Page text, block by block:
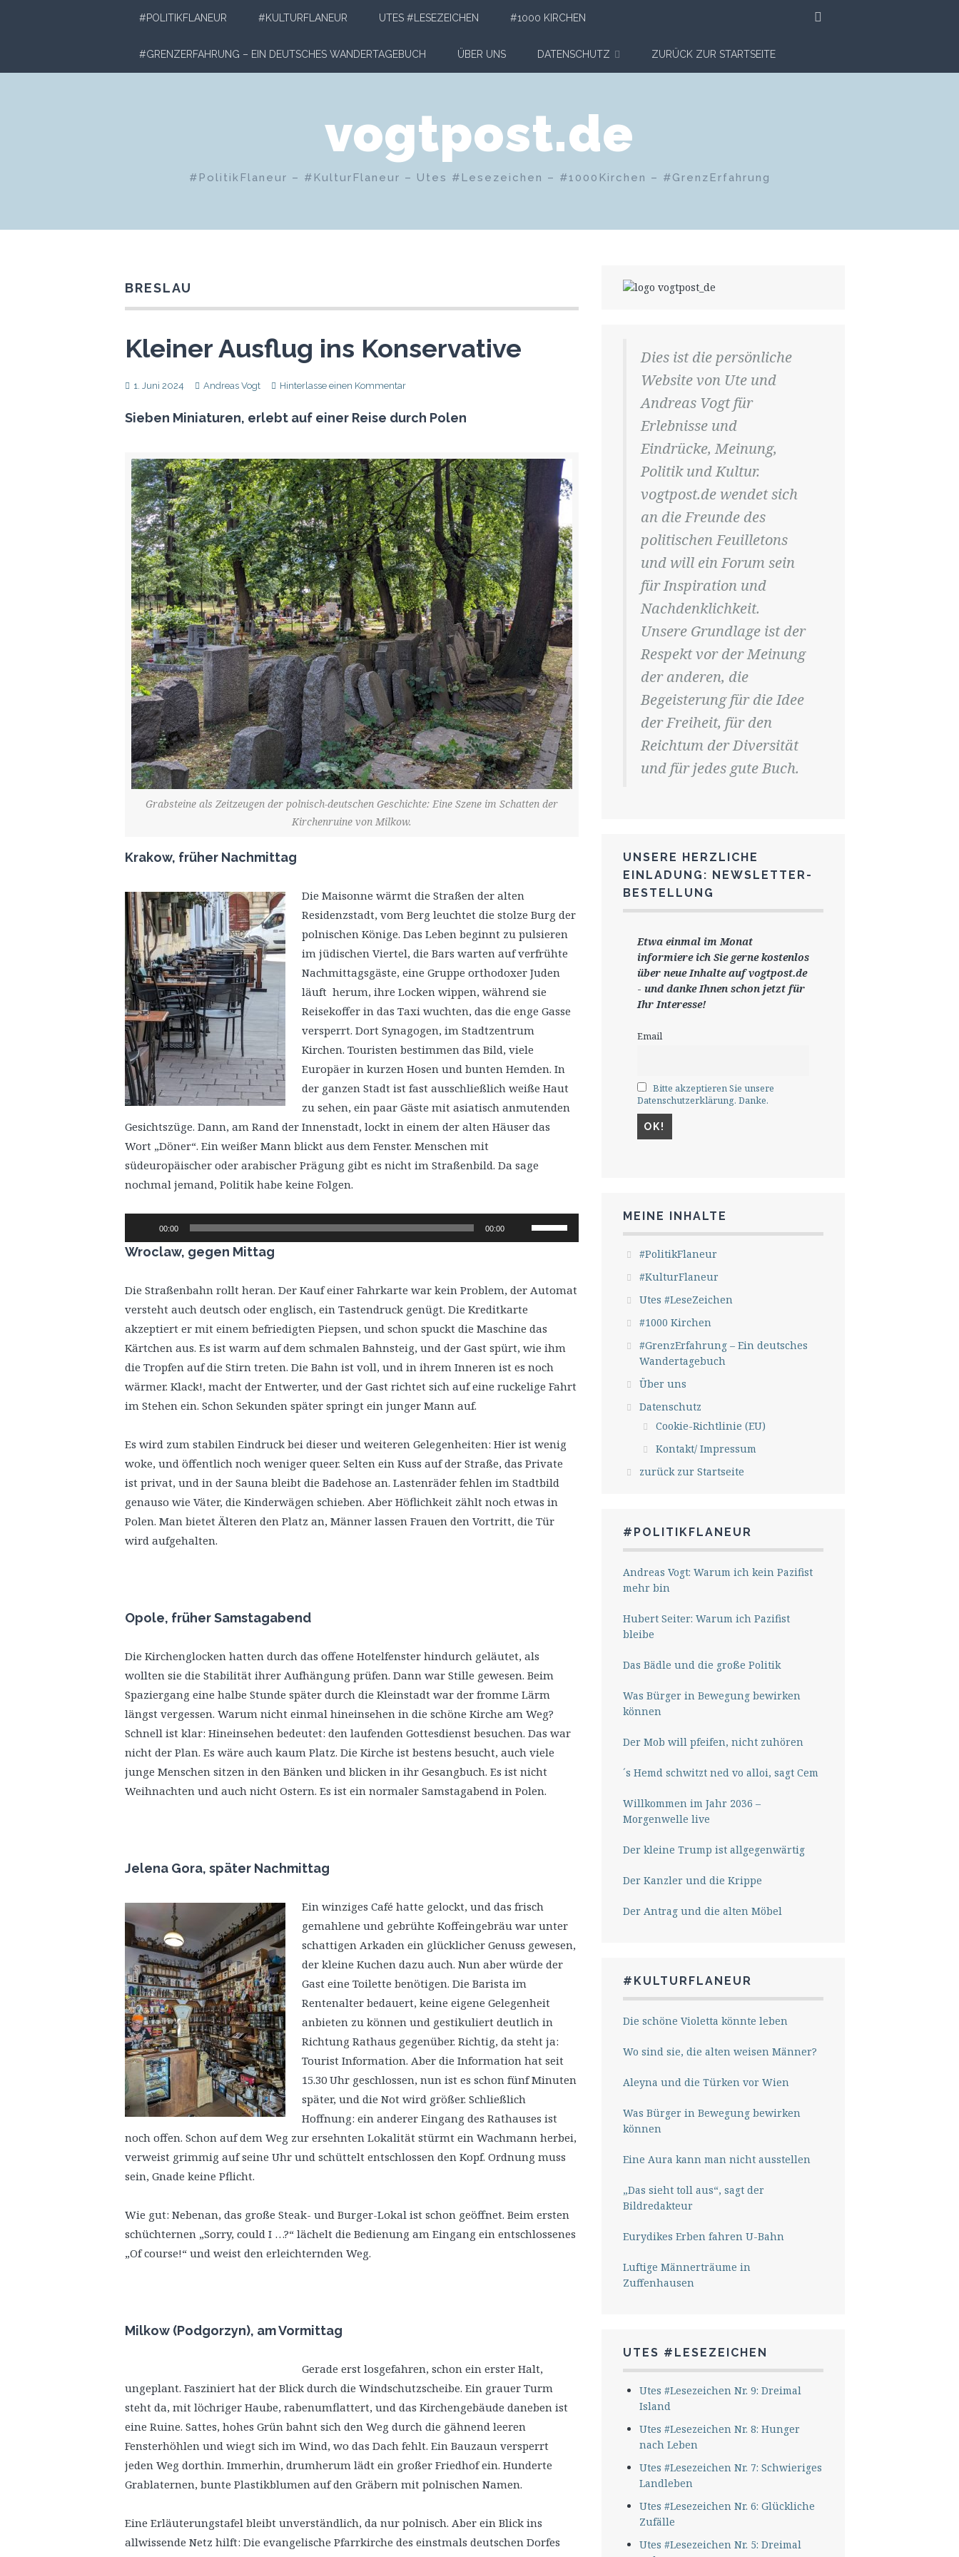
#POLITIKFLANEUR #KULTURFLANEUR UTES #LESEZEICHEN #1000 KIRCHEN
#GRENZERFAHRUNG – EIN DEUTSCHES WANDERTAGEBUCH ÜBER UNS DATENSCHUTZ ZURÜCK ZUR STARTSEITE
vogtpost.de
#PolitikFlaneur – #KulturFlaneur – Utes #Lesezeichen – #1000Kirchen – #GrenzErfahrung
BRESLAU
Kleiner Ausflug ins Konservative
1. Juni 2024 Andreas Vogt Hinterlasse einen Kommentar
Sieben Miniaturen, erlebt auf einer Reise durch Polen
Grabsteine als Zeitzeugen der polnisch-deutschen Geschichte: Eine Szene im Schatten der
Kirchenruine von Milkow.
Krakow, früher Nachmittag
Die Maisonne wärmt die Straßen der alten
Residenzstadt, vom Berg leuchtet die stolze Burg der
polnischen Könige. Das Leben beginnt zu pulsieren
im jüdischen Viertel, die Bars warten auf verfrühte
Nachmittagsgäste, eine Gruppe orthodoxer Juden
läuft herum, ihre Locken wippen, während sie
Reisekoffer in das Taxi wuchten, das die enge Gasse
versperrt. Dort Synagogen, im Stadtzentrum
Kirchen. Touristen bestimmen das Bild, viele
Europäer in kurzen Hosen und bunten Hemden. In
der ganzen Stadt ist fast ausschließlich weiße Haut
zu sehen, ein paar Gäste mit asiatisch anmutenden
Gesichtszüge. Dann, am Rand der Innenstadt, lockt in einem der alten Häuser das
Wort „Döner“. Ein weißer Mann blickt aus dem Fenster. Menschen mit
südeuropäischer oder arabischer Prägung gibt es nicht im Straßenbild. Da sage
nochmal jemand, Politik habe keine Folgen.
Player
00:00 00:00
Pfeiltasten
Hoch/Runter
Wroclaw, gegen Mittag
Die Straßenbahn rollt heran. Der Kauf einer Fahrkarte war kein Problem, der Automat
versteht auch deutsch oder englisch, ein Tastendruck genügt. Die Kreditkarte
akzeptiert er mit einem befriedigten Piepsen, und schon spuckt die Maschine das
Kärtchen aus. Es ist warm auf dem schmalen Bahnsteig, und der Gast spürt, wie ihm
die Tropfen auf die Stirn treten. Die Bahn ist voll, und in ihrem Inneren ist es noch
wärmer. Klack!, macht der Entwerter, und der Gast richtet sich auf eine ruckelige Fahrt
im Stehen ein. Schon Sekunden später springt ein junger Mann auf.
Es wird zum stabilen Eindruck bei dieser und weiteren Gelegenheiten: Hier ist wenig
woke, und öffentlich noch weniger queer. Selten ein Kuss auf der Straße, das Private
ist privat, und in der Sauna bleibt die Badehose an. Lastenräder fehlen im Stadtbild
genauso wie Väter, die Kinderwägen schieben. Aber Höflichkeit zählt noch etwas in
Polen. Man bietet Älteren den Platz an, Männer lassen Frauen den Vortritt, die Tür
wird aufgehalten.
Opole, früher Samstagabend
Die Kirchenglocken hatten durch das offene Hotelfenster hindurch geläutet, als
wollten sie die Stabilität ihrer Aufhängung prüfen. Dann war Stille gewesen. Beim
Spaziergang eine halbe Stunde später durch die Kleinstadt war der fromme Lärm
längst vergessen. Warum nicht einmal hineinsehen in die schöne Kirche am Weg?
Schnell ist klar: Hineinsehen bedeutet: den laufenden Gottesdienst besuchen. Das war
nicht der Plan. Es wäre auch kaum Platz. Die Kirche ist bestens besucht, auch viele
junge Menschen sitzen in den Bänken und blicken in ihr Gesangbuch. Es ist nicht
Weihnachten und auch nicht Ostern. Es ist ein normaler Samstagabend in Polen.
Jelena Gora, später Nachmittag
Ein winziges Café hatte gelockt, und das frisch
gemahlene und gebrühte Koffeingebräu war unter
schattigen Arkaden ein glücklicher Genuss gewesen,
der kleine Kuchen dazu auch. Nun aber würde der
Gast eine Toilette benötigen. Die Barista im
Rentenalter bedauert, keine eigene Gelegenheit
anbieten zu können und gestikuliert deutlich in
Richtung Rathaus gegenüber. Richtig, da steht ja:
Tourist Information. Aber die Information hat seit
15.30 Uhr geschlossen, nun ist es schon fünf Minuten
später, und die Not wird größer. Schließlich
Hoffnung: ein anderer Eingang des Rathauses ist
noch offen. Schon auf dem Weg zur ersehnten Lokalität stürmt ein Wachmann herbei,
verweist grimmig auf seine Uhr und schüttelt entschlossen den Kopf. Ordnung muss
sein, Gnade keine Pflicht.
Wie gut: Nebenan, das große Steak- und Burger-Lokal ist schon geöffnet. Beim ersten
schüchternen „Sorry, could I …?“ lächelt die Bedienung am Eingang ein entschlossenes
„Of course!“ und weist den erleichternden Weg.
Milkow (Podgorzyn), am Vormittag
Gerade erst losgefahren, schon ein erster Halt,
ungeplant. Fasziniert hat der Blick durch die Windschutzscheibe. Ein grauer Turm
steht da, mit löchriger Haube, rabenumflattert, und das Kirchengebäude daneben ist
eine Ruine. Sattes, hohes Grün bahnt sich den Weg durch die gähnend leeren
Fensterhöhlen und wiegt sich im Wind, wo das Dach fehlt. Ein Bauzaun versperrt
jeden Weg dorthin. Immerhin, drumherum lädt ein großer Friedhof ein. Hunderte
Grablaternen, bunte Plastikblumen auf den Gräbern mit polnischen Namen.
Eine Erläuterungstafel bleibt unverständlich, da nur polnisch. Aber ein Blick ins
allwissende Netz hilft: Die evangelische Pfarrkirche des einstmals deutschen Dorfes
Dies ist die persönliche
Website von Ute und
Andreas Vogt für
Erlebnisse und
Eindrücke, Meinung,
Politik und Kultur.
vogtpost.de wendet sich
an die Freunde des
politischen Feuilletons
und will ein Forum sein
für Inspiration und
Nachdenklichkeit.
Unsere Grundlage ist der
Respekt vor der Meinung
der anderen, die
Begeisterung für die Idee
der Freiheit, für den
Reichtum der Diversität
und für jedes gute Buch.
UNSERE HERZLICHE
EINLADUNG: NEWSLETTER-
BESTELLUNG
Etwa einmal im Monat
informiere ich Sie gernekostenlos
über neue Inhalte auf vogtpost.de
- und danke Ihnen schon jetzt für
Ihr Interesse!
Email
Bitte akzeptieren Sie unsere
Datenschutzerklärung. Danke.
MEINE INHALTE
#PolitikFlaneur
#KulturFlaneur
Utes #LeseZeichen
#1000 Kirchen
#GrenzErfahrung – Ein deutsches
Wandertagebuch
Über uns
Datenschutz
Cookie-Richtlinie (EU)
Kontakt/ Impressum
zurück zur Startseite
#POLITIKFLANEUR
Andreas Vogt: Warum ich kein Pazifist
mehr bin
Hubert Seiter: Warum ich Pazifist
bleibe
Das Bädle und die große Politik
Was Bürger in Bewegung bewirken
können
Der Mob will pfeifen, nicht zuhören
´s Hemd schwitzt ned vo alloi, sagt Cem
Willkommen im Jahr 2036 –
Morgenwelle live
Der kleine Trump ist allgegenwärtig
Der Kanzler und die Krippe
Der Antrag und die alten Möbel
#KULTURFLANEUR
Die schöne Violetta könnte leben
Wo sind sie, die alten weisen Männer?
Aleyna und die Türken vor Wien
Was Bürger in Bewegung bewirken
können
Eine Aura kann man nicht ausstellen
„Das sieht toll aus“, sagt der
Bildredakteur
Eurydikes Erben fahren U-Bahn
Luftige Männerträume in
Zuffenhausen
UTES #LESEZEICHEN
Utes #Lesezeichen Nr. 9: Dreimal
Island
Utes #Lesezeichen Nr. 8: Hunger
nach Leben
Utes #Lesezeichen Nr. 7: Schwieriges
Landleben
Utes #Lesezeichen Nr. 6: Glückliche
Zufälle
Utes #Lesezeichen Nr. 5: Dreimal